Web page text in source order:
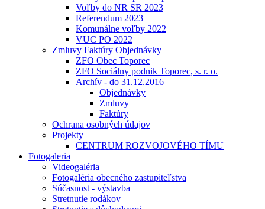
Voľby do NR SR 2023
Referendum 2023
Komunálne voľby 2022
VUC PO 2022
Zmluvy Faktúry Objednávky
ZFO Obec Toporec
ZFO Sociálny podnik Toporec, s. r. o.
Archív - do 31.12.2016
Objednávky
Zmluvy
Faktúry
Ochrana osobných údajov
Projekty
CENTRUM ROZVOJOVÉHO TÍMU
Fotogaleria
Videogaléria
Fotogaléria obecného zastupiteľstva
Súčasnost - výstavba
Stretnutie rodákov